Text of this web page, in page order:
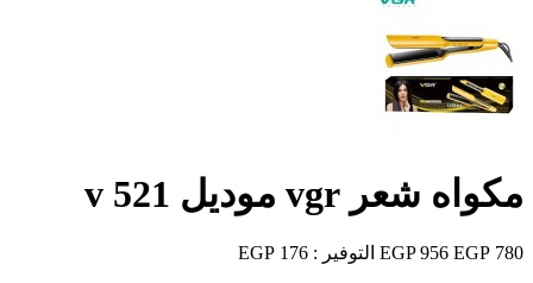
مكواه شعر vgr موديل v 521
780 EGP
956 EGP التوفير : 176 EGP